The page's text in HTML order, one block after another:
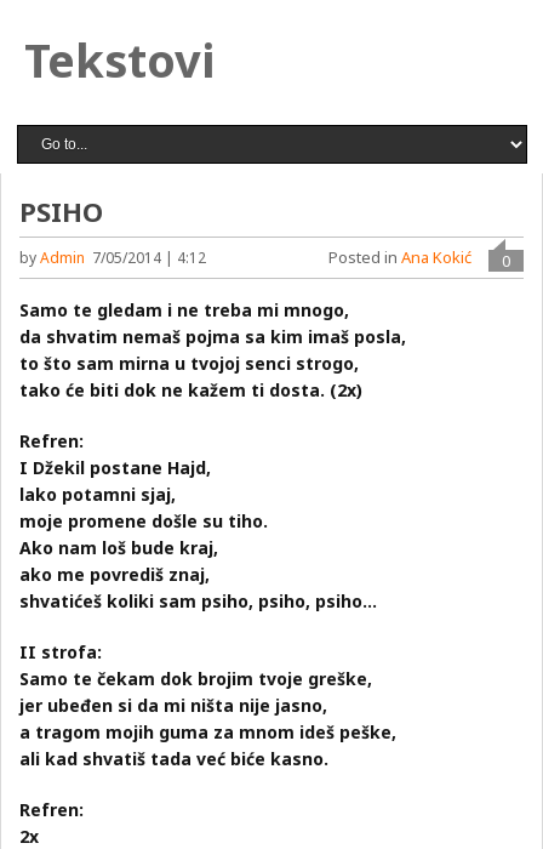
Tekstovi
PSIHO
byAdmin 7/05/2014 | 4:12 0
Posted in Ana Kokić
Samo te gledam i ne treba mi mnogo,
da shvatim nemaš pojma sa kim imaš posla,
to što sam mirna u tvojoj senci strogo,
tako će biti dok ne kažem ti dosta. (2x)
Refren:
I Džekil postane Hajd,
lako potamni sjaj,
moje promene došle su tiho.
Ako nam loš bude kraj,
ako me povrediš znaj,
shvatićeš koliki sam psiho, psiho, psiho…
II strofa:
Samo te čekam dok brojim tvoje greške,
jer ubeđen si da mi ništa nije jasno,
a tragom mojih guma za mnom ideš peške,
ali kad shvatiš tada već biće kasno.
Refren:
2x